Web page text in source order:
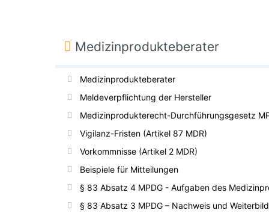
Medizinprodukteberater
Medizinprodukteberater
Meldeverpflichtung der Hersteller
Medizinprodukterecht-Durchführungsgesetz
Vigilanz-Fristen (Artikel 87 MDR)
Vorkommnisse (Artikel 2 MDR)
Beispiele für Mitteilungen
§ 83 Absatz 4 MPDG - Aufgaben des
§ 83 Absatz 3 MPDG – Nachweis und